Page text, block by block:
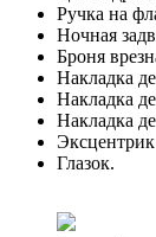
Ручка на
Ночная
Броня
Накладка
Накладка
Накладка
Глазок.